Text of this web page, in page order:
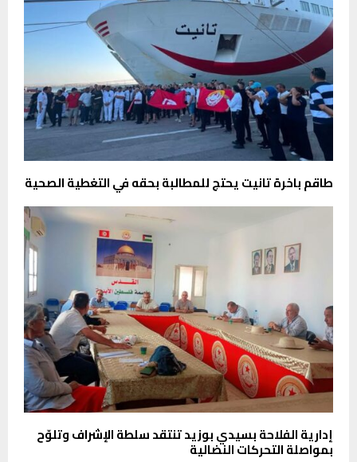
طاقم باخرة تانيت يحتج للمطالبة بحقه في التغطية الصحية
إدارية الفلاحة بسيدي بوزيد تنتقد سلطة الإشراف وتلوّح
بمواصلة التحركات النضالية